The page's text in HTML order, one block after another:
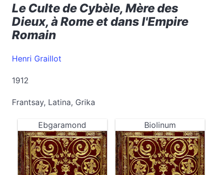
Le Culte de Cybèle, Mère des
Dieux, à Rome et dans l'Empire
Romain
Henri Graillot
1912
Frantsay, Latina, Grika
Ebgaramond Biolinum